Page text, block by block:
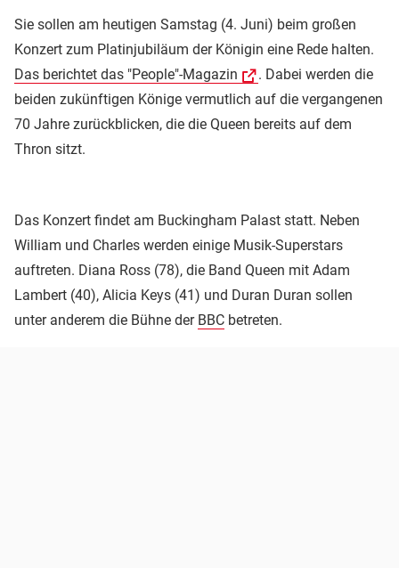
Sie sollen am heutigen Samstag (4. Juni) beim großen
Konzert zum Platinjubiläum der Königin eine Rede halten.
Das berichtet das "People"-Magazin
. Dabei werden die
beiden zukünftigen Könige vermutlich auf die vergangenen
70 Jahre zurückblicken, die die Queen bereits auf dem
Thron sitzt.
Das Konzert findet am Buckingham Palast statt. Neben
William und Charles werden einige Musik-Superstars
auftreten. Diana Ross (78), die Band Queen mit Adam
Lambert (40), Alicia Keys (41) und Duran Duran sollen
unter anderem die Bühne der BBC betreten.